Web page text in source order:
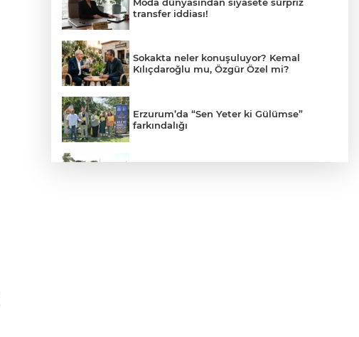
transfer iddiası!
Sokakta neler konuşuluyor? Kemal
Kılıçdaroğlu mu, Özgür Özel mi?
Erzurum’da “Sen Yeter ki Gülümse”
farkındalığı